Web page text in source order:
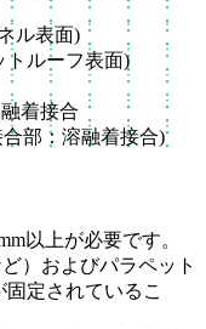
ル表面)
トルーフ表面)
着接合
部：溶融着接合)
以上が必要です。
）およびパラペット
定されているこ